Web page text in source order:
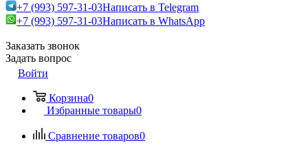
+7 (993) 597-31-03Написать в Telegram
+7 (993) 597-31-03Написать в WhatsApp
Заказать звонок
Задать вопрос
Войти
Корзина0
Избранные товары0
Сравнение товаров0